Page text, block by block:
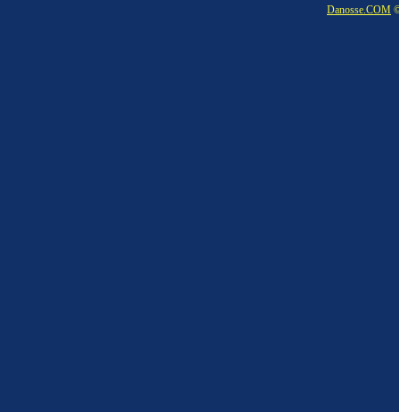
Danosse.COM